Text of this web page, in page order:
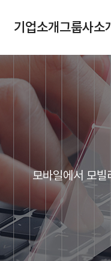
기업소개그룹사소
모바일에서 모